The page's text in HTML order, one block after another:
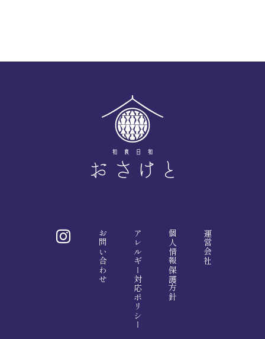
運営会社
個人情報保護方針
アレルギー対応ポリシー
お問い合わせ